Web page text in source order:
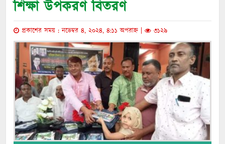
শিক্ষা উপকরণ বিতরণ
প্রকাশের সময় : নভেম্বর ৪, ২০২৪, ৪:১১ অপরাহ্ন | ৩১২৯